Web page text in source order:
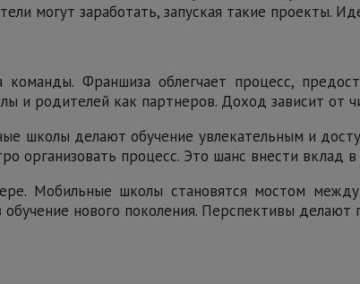
могут заработать, запуская такие проекты.
Франшиза облегчает процесс,
и родителей как партнеров. Доход зависит от
школы делают обучение увлекательным и
организовать процесс. Это шанс внести вклад в
Мобильные школы становятся мостом
нового поколения. Перспективы